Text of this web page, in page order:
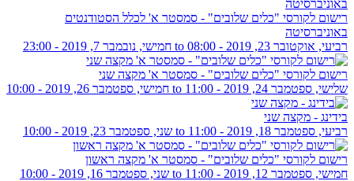
רישום לקורסי "כלים שלובים" - סמסטר א' לכלל הסטודנטים
באוניברסיטה
רביעי, אוקטובר 23, 2019 - 08:00
חמישי, נובמבר 7, 2019 - 23:00
רישום לקורסי "כלים שלובים" - סמסטר א' מקצה שני
שלישי, ספטמבר 24, 2019 - 11:00
חמישי, ספטמבר 26, 2019 - 10:00
בידינג - מקצה שני
רביעי, ספטמבר 18, 2019 - 11:00
שני, ספטמבר 23, 2019 - 10:00
רישום לקורסי "כלים שלובים" - סמסטר א' מקצה ראשון
חמישי, ספטמבר 12, 2019 - 11:00
שני, ספטמבר 16, 2019 - 10:00